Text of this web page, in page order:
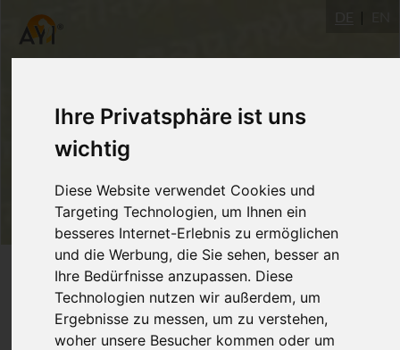
Ihre Privatsphäre ist uns
wichtig
Diese Website verwendet Cookies und
Targeting Technologien, um Ihnen ein
besseres Internet-Erlebnis zu ermöglichen
und die Werbung, die Sie sehen, besser an
Ihre Bedürfnisse anzupassen. Diese
Technologien nutzen wir außerdem, um
Ergebnisse zu messen, um zu verstehen,
woher unsere Besucher kommen oder um
Login